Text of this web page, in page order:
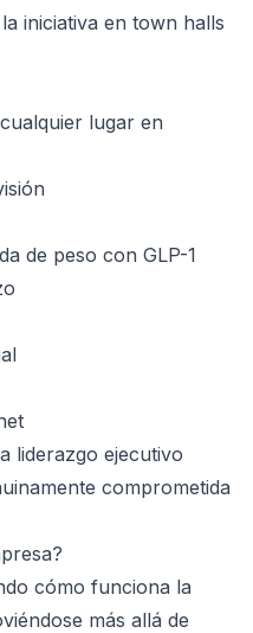
iniciativa en town halls
lugar en
de peso con GLP-1
liderazgo ejecutivo
comprometida
cómo funciona la
más allá de